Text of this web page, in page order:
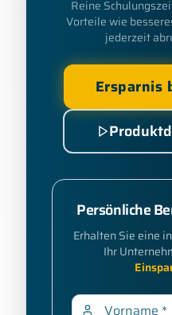
Reine
Vorteile wie
jederzeit
Ersparnis
Persönliche
Erhalten Sie eine
Ihr